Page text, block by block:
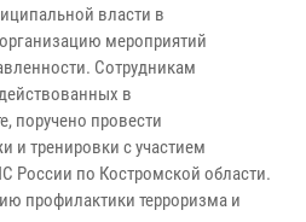
власти в
мероприятий
Сотрудникам
в
поручено провести
и тренировки с участием
России по Костромской области.
профилактики терроризма и